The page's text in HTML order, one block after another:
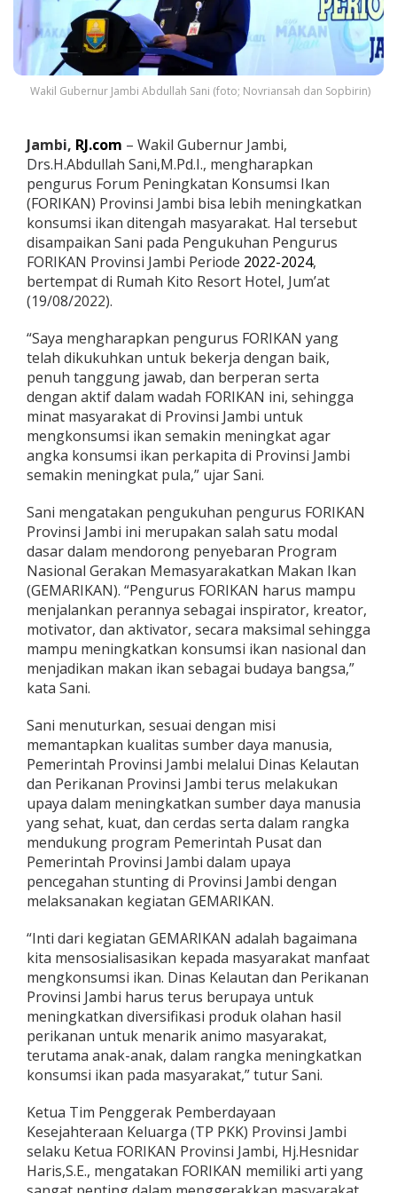
k
a
t
k
a
o
n
s
u
m
e
s
i
I
k
i
M
a
s
a
r
a
k
Wakil Gubernur Jambi Abdullah Sani (foto; Novriansah dan Sopbirin)
Jambi, RJ.com – Wakil Gubernur Jambi,
Drs.H.Abdullah Sani,M.Pd.I., mengharapkan
pengurus Forum Peningkatan Konsumsi Ikan
(FORIKAN) Provinsi Jambi bisa lebih meningkatkan
konsumsi ikan ditengah masyarakat. Hal tersebut
disampaikan Sani pada Pengukuhan Pengurus
FORIKAN Provinsi Jambi Periode 2022-2024,
bertempat di Rumah Kito Resort Hotel, Jum’at
(19/08/2022).
“Saya mengharapkan pengurus FORIKAN yang
telah dikukuhkan untuk bekerja dengan baik,
penuh tanggung jawab, dan berperan serta
dengan aktif dalam wadah FORIKAN ini, sehingga
minat masyarakat di Provinsi Jambi untuk
mengkonsumsi ikan semakin meningkat agar
angka konsumsi ikan perkapita di Provinsi Jambi
semakin meningkat pula,” ujar Sani.
Sani mengatakan pengukuhan pengurus FORIKAN
Provinsi Jambi ini merupakan salah satu modal
dasar dalam mendorong penyebaran Program
Nasional Gerakan Memasyarakatkan Makan Ikan
(GEMARIKAN). “Pengurus FORIKAN harus mampu
menjalankan perannya sebagai inspirator, kreator,
motivator, dan aktivator, secara maksimal sehingga
mampu meningkatkan konsumsi ikan nasional dan
menjadikan makan ikan sebagai budaya bangsa,”
kata Sani.
Sani menuturkan, sesuai dengan misi
memantapkan kualitas sumber daya manusia,
Pemerintah Provinsi Jambi melalui Dinas Kelautan
dan Perikanan Provinsi Jambi terus melakukan
upaya dalam meningkatkan sumber daya manusia
yang sehat, kuat, dan cerdas serta dalam rangka
mendukung program Pemerintah Pusat dan
Pemerintah Provinsi Jambi dalam upaya
pencegahan stunting di Provinsi Jambi dengan
melaksanakan kegiatan GEMARIKAN.
“Inti dari kegiatan GEMARIKAN adalah bagaimana
kita mensosialisasikan kepada masyarakat manfaat
mengkonsumsi ikan. Dinas Kelautan dan Perikanan
Provinsi Jambi harus terus berupaya untuk
meningkatkan diversifikasi produk olahan hasil
perikanan untuk menarik animo masyarakat,
terutama anak-anak, dalam rangka meningkatkan
konsumsi ikan pada masyarakat,” tutur Sani.
Ketua Tim Penggerak Pemberdayaan
Kesejahteraan Keluarga (TP PKK) Provinsi Jambi
selaku Ketua FORIKAN Provinsi Jambi, Hj.Hesnidar
Haris,S.E., mengatakan FORIKAN memiliki arti yang